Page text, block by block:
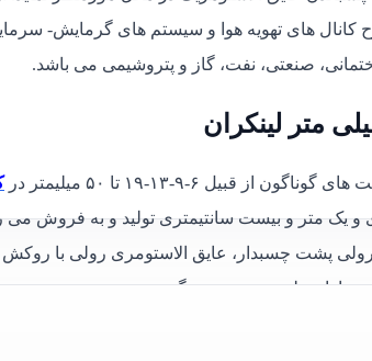
های تهویه هوا و سیستم های گرمایش-
صنعتی، نفت، گاز و پتروشیمی می باشد.
از قبیل ۶-۹-۱۳-۱۹ تا ۵۰ میلیمتر در
یک متر و بیست سانتیمتری تولید و به فروش می
پشت چسبدار، عایق الاستومری رولی با روکش
بازار تولید و عرضه می‌گردد.